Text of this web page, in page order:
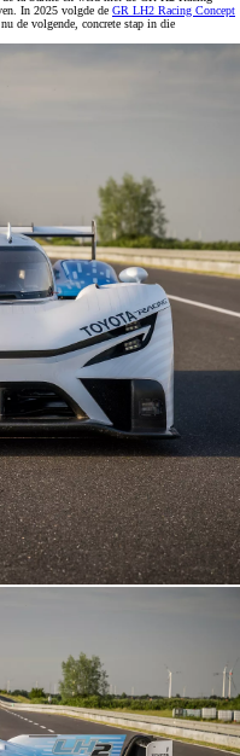
In 2025 volgde de GR LH2 Racing Concept
de volgende, concrete stap in die